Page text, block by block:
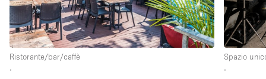
Ristorante/bar/caffè
∙
Spazio
∙